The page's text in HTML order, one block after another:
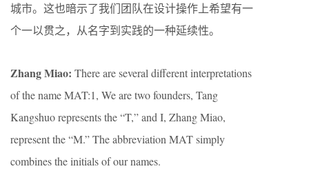
城市。这也暗示了我们团队在设计操作上希望有一
个一以贯之，从名字到实践的一种延续性。
Zhang Miao: There are several different interpretations
of the name MAT:1, We are two founders, Tang
Kangshuo represents the “T,” and I, Zhang Miao,
represent the “M.” The abbreviation MAT simply
combines the initials of our names.